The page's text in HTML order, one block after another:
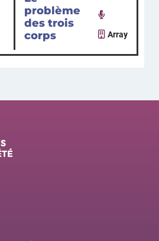
problème
des trois
corps
Array